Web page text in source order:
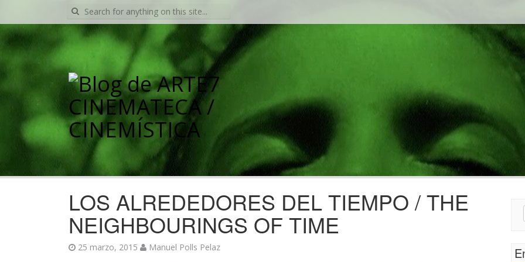
Search
LOS ALREDEDORES DEL TIEMPO / THE
NEIGHBOURINGS OF TIME
25 marzo, 2015 Manuel Polls Pelaz